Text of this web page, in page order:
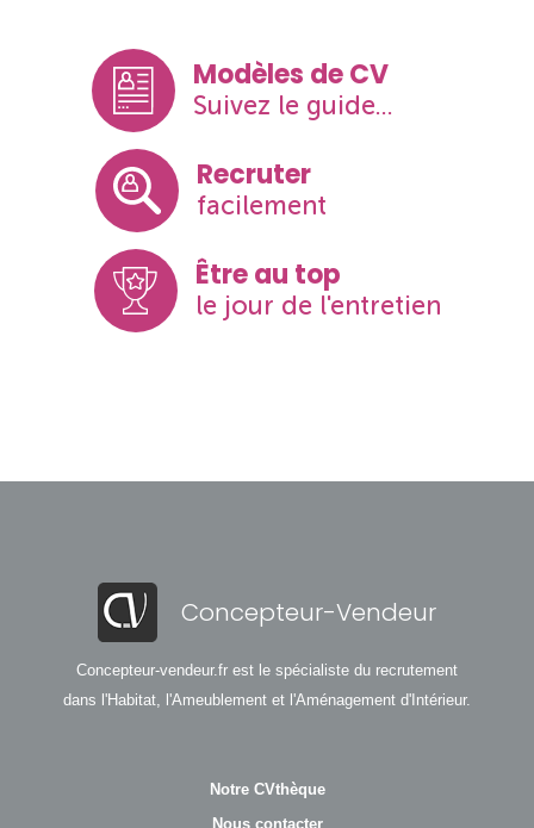
Modèles de CV
Suivez le guide...
Recruter
facilement
Être au top
le jour de l'entretien
Concepteur-Vendeur
Concepteur-vendeur.fr est le spécialiste du recrutement
dans l'Habitat, l'Ameublement et l'Aménagement d'Intérieur.
Notre CVthèque
Nous contacter